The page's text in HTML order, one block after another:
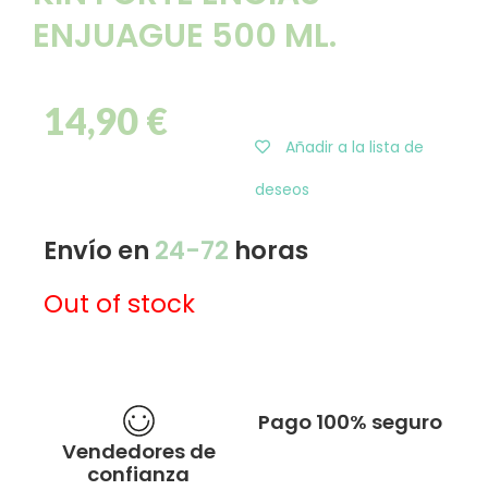
ENJUAGUE 500 ML.
14,90€
Añadir a la lista de
deseos
Envío en 24-72 horas
Out of stock
Vendedores de
confianza
Pago 100% seguro